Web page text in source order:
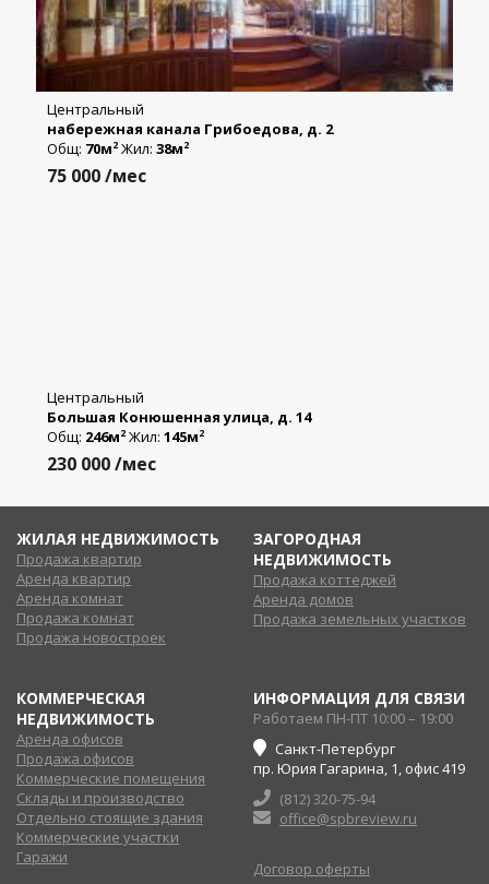
Центральный
набережная канала Грибоедова, д. 2
Общ: 70м2 Жил: 38м2
75 000/мес
Центральный
Большая Конюшенная улица, д. 14
Общ: 246м2 Жил: 145м2
230 000/мес
ЖИЛАЯ НЕДВИЖИМОСТЬ
Продажа квартир
Аренда квартир
Аренда комнат
Продажа комнат
Продажа новостроек
ЗАГОРОДНАЯ
НЕДВИЖИМОСТЬ
Продажа коттеджей
Аренда домов
Продажа земельных участков
КОММЕРЧЕСКАЯ
НЕДВИЖИМОСТЬ
Аренда офисов
Продажа офисов
Коммерческие помещения
Склады и производство
Отдельно стоящие здания
Коммерческие участки
Гаражи
ИНФОРМАЦИЯ ДЛЯ СВЯЗИ
Работаем ПН-ПТ 10:00 – 19:00
Санкт-Петербург
пр. Юрия Гагарина, 1, офис 419
(812) 320-75-94
office@spbreview.ru
Договор оферты